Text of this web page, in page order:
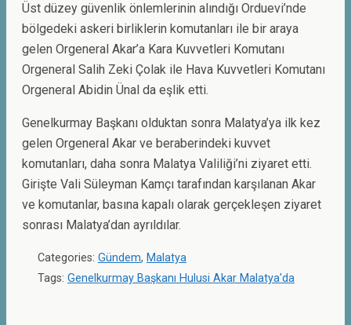
Üst düzey güvenlik önlemlerinin alındığı Orduevi’nde
bölgedeki askeri birliklerin komutanları ile bir araya
gelen Orgeneral Akar’a Kara Kuvvetleri Komutanı
Orgeneral Salih Zeki Çolak ile Hava Kuvvetleri Komutanı
Orgeneral Abidin Ünal da eşlik etti.
Genelkurmay Başkanı olduktan sonra Malatya’ya ilk kez
gelen Orgeneral Akar ve beraberindeki kuvvet
komutanları, daha sonra Malatya Valiliği’ni ziyaret etti.
Girişte Vali Süleyman Kamçı tarafından karşılanan Akar
ve komutanlar, basına kapalı olarak gerçekleşen ziyaret
sonrası Malatya’dan ayrıldılar.
Categories: Gündem, Malatya
Tags: Genelkurmay Başkanı Hulusi Akar Malatya'da